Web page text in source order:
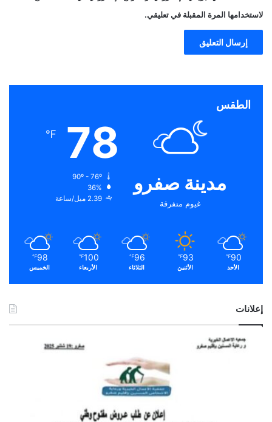
لاستخدامها المرة المقبلة في تعليقي.
الطقس
مدينة صفرو
غيوم متفرقة
78
℉
36%
2.39 ميل/ساعة
90
℉
الأحد
93
℉
الأثنين
96
℉
الثلاثاء
100
℉
الأربعاء
98
℉
الخميس
إعلانات